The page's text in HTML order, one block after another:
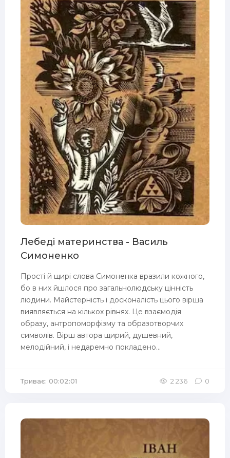
Лебеді материнства - Василь
Симоненко
Прості й щирі слова Симоненка вразили кожного,
бо в них йшлося про загальнолюдську цінність
людини. Майстерність і досконалість цього вірша
виявляється на кількох рівнях. Це взаємодія
образу, антропоморфізму та образотворчих
символів. Вірш автора щирий, душевний,
мелодійний, і недаремно покладено...
Триває: 00:02:01 2 236 0